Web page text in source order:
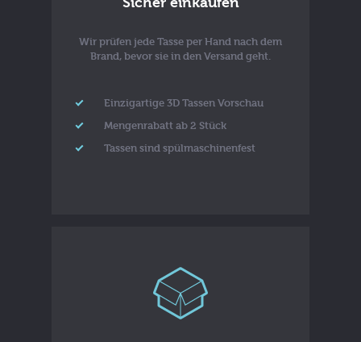
Wir prüfen jede Tasse per Hand nach dem
Brand, bevor sie in den Versand geht.
Einzigartige 3D Tassen Vorschau
Mengenrabatt ab 2 Stück
Tassen sind spülmaschinenfest